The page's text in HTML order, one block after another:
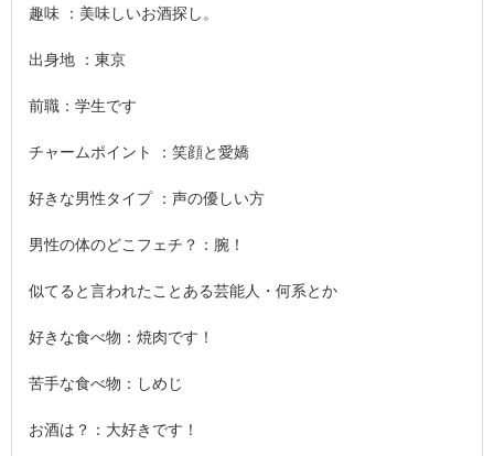
趣味 ：美味しいお酒探し。
出身地 ：東京
前職：学生です
チャームポイント ：笑顔と愛嬌
好きな男性タイプ ：声の優しい方
男性の体のどこフェチ？：腕！
似てると言われたことある芸能人・何系とか
好きな食べ物：焼肉です！
苦手な食べ物：しめじ
お酒は？：大好きです！